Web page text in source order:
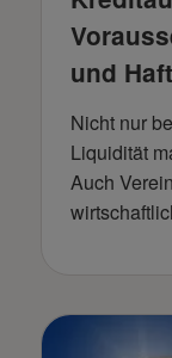
und
Nicht nur
Liquidität
Auch